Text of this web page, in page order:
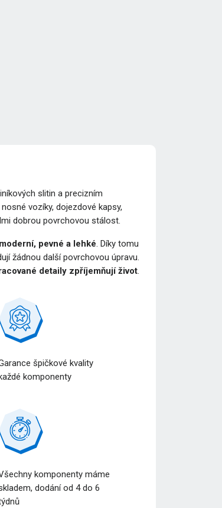
slitin a precizním
vozíky, dojezdové kapsy,
dobrou povrchovou stálost.
moderní, pevné a lehké. Díky tomu
žádnou další povrchovou úpravu.
detaily zpříjemňují život.
špičkové kvality
každé komponenty
komponenty máme
dodání od 4 do 6